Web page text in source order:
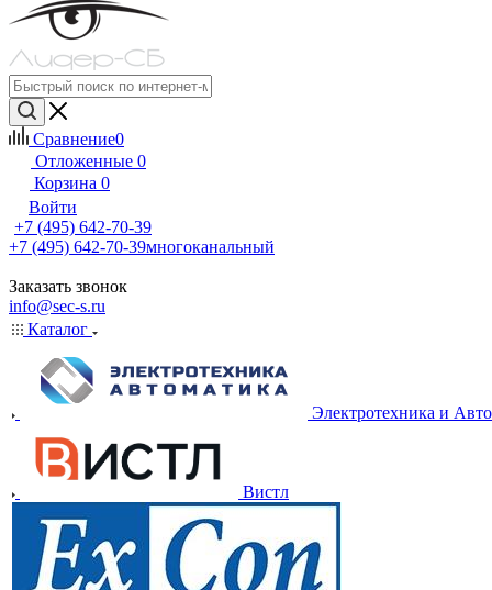
Сравнение0
Отложенные 0
Корзина 0
Войти
+7 (495) 642-70-39
+7 (495) 642-70-39многоканальный
Заказать звонок
info@sec-s.ru
Каталог
Электротехника и
Вистл